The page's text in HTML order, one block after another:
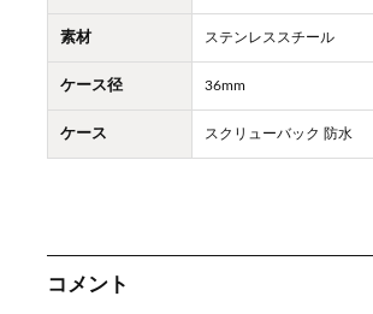
素材 ステンレススチール
ケース径 36mm
ケース スクリューバック 防水
コメント